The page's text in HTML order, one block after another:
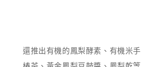
還推出有機的鳳梨酵素、有機米